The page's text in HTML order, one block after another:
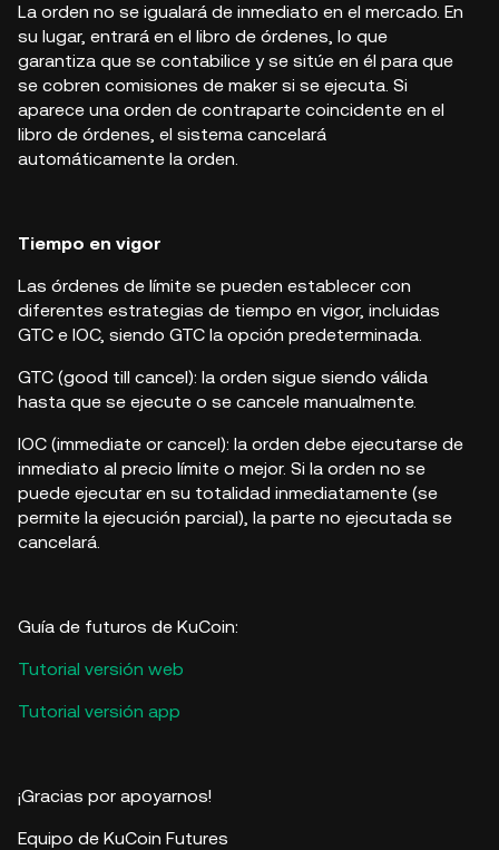
La orden no se igualará de inmediato en el mercado. En
su lugar, entrará en el libro de órdenes, lo que
garantiza que se contabilice y se sitúe en él para que
se cobren comisiones de maker si se ejecuta. Si
aparece una orden de contraparte coincidente en el
libro de órdenes, el sistema cancelará
automáticamente la orden.
Tiempo en vigor
Las órdenes de límite se pueden establecer con
diferentes estrategias de tiempo en vigor, incluidas
GTC e IOC, siendo GTC la opción predeterminada.
GTC (good till cancel): la orden sigue siendo válida
hasta que se ejecute o se cancele manualmente.
IOC (immediate or cancel): la orden debe ejecutarse de
inmediato al precio límite o mejor. Si la orden no se
puede ejecutar en su totalidad inmediatamente (se
permite la ejecución parcial), la parte no ejecutada se
cancelará.
Guía de futuros de KuCoin:
Tutorial versión web
Tutorial versión app
¡Gracias por apoyarnos!
Equipo de KuCoin Futures